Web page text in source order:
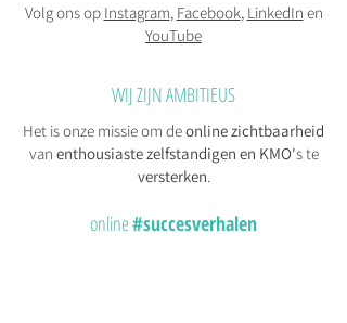
Volg ons op Instagram, Facebook, LinkedIn en
YouTube
WIJ ZIJN AMBITIEUS
Het is onze missie om deonline zichtbaarheid
van enthousiaste zelfstandigen en KMO's te
versterken.
online#succesverhalen